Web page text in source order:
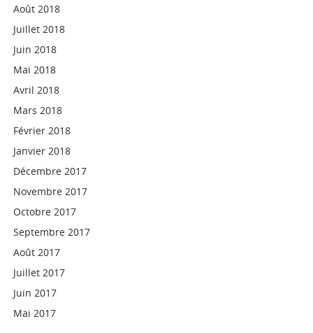
Août 2018
Juillet 2018
Juin 2018
Mai 2018
Avril 2018
Mars 2018
Février 2018
Janvier 2018
Décembre 2017
Novembre 2017
Octobre 2017
Septembre 2017
Août 2017
Juillet 2017
Juin 2017
Mai 2017